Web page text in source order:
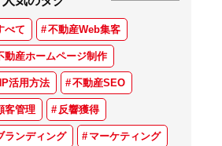
べて 不動産Web集客
動産ホームページ制作
活用方法 不動産SEO
客管理 反響獲得
ランディング マーケティング